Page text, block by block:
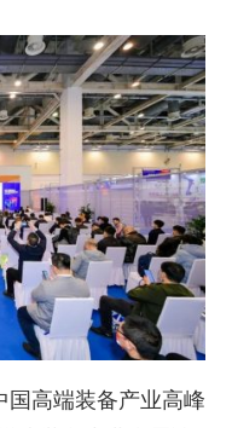
国高端装备产业高峰